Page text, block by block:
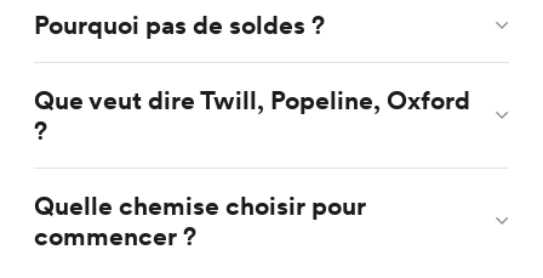
Pourquoi pas de soldes ?
Que veut dire Twill, Popeline, Oxford
?
Quelle chemise choisir pour
commencer ?